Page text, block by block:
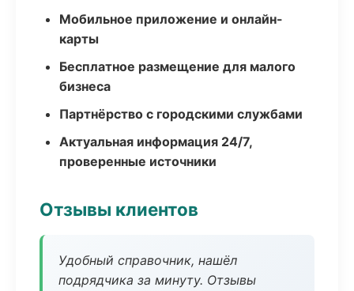
Мобильное приложение и онлайн-
карты
Бесплатное размещение для малого
бизнеса
Партнёрство с городскими службами
Актуальная информация 24/7,
проверенные источники
Отзывы клиентов
Удобный справочник, нашёл
подрядчика за минуту. Отзывы